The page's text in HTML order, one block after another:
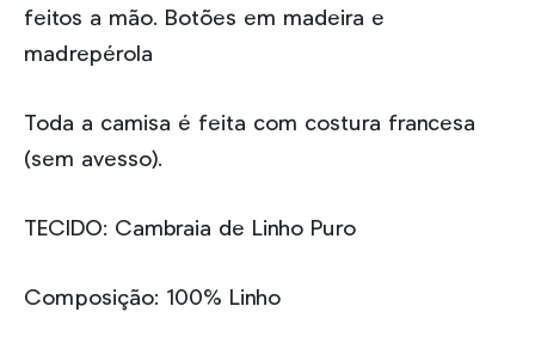
feitos a mão. Botões em madeira e
madrepérola
Toda a camisa é feita com costura francesa
(sem avesso).
TECIDO: Cambraia de Linho Puro
Composição: 100% Linho